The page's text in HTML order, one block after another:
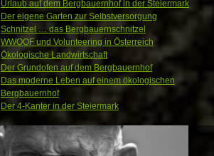
Urlaub auf dem Bergbauernhof in der Steiermark
Der eigene Garten zur Selbstversorgung
Schnitzel … das Bergbauernschnitzel
WWOOF und Volunteering in Österreich
Ökologische Landwirtschaft
Der Grundofen auf dem Bergbauernhof
Das moderne Leben auf einem ökologischen
Bergbauernhof
Der 4-Kanter in der Steiermark